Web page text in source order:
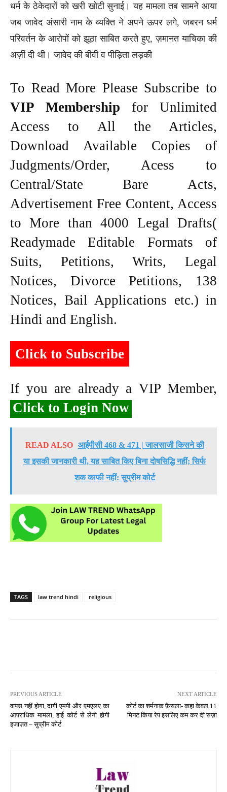
धर्म के ठेकेदारों को खरी खोटी सुनाई। यह मामला तब सामने आया
जब जावेद अंसारी नाम के व्यक्ति ने अपने ऊपर लगे, जबरन धर्म
परिवर्तन के आरोपों को झूठा साबित करते हुए, ज़मानत याचिका की
अर्ज़ी दी थी। जावेद की बीवी व पीड़िता लड़की
To Read More Please Subscribe to
VIP Membership for Unlimited
Access to All the Articles,
Download Available Copies of
Judgments/Order, Acess to
Central/State Bare Acts,
Advertisement Free Content, Access
to More than 4000 Legal Drafts(
Readymade Editable Formats of
Suits, Petitions, Writs, Legal
Notices, Divorce Petitions, 138
Notices, Bail Applications etc.) in
Hindi and English.
Click to Subscribe
If you are already a VIP Member,
Click to Login Now
READ ALSO
आईपीसी 468 & 471 | जालसाजी किसने की
या इसकी जानकारी थी, यह साबित किए बिना दोषसिद्धि नहीं; सिर्फ
शक काफी नहीं: सुप्रीम कोर्ट
TAGS law trend hindi religious
PREVIOUS ARTICLE
वापस नहीं होगा, दागी एमपी और एमएलए का
आपराधिक मामला, हाई कोर्ट से लेनी होगी
इजाज़त – सुप्रीम कोर्ट
NEXT ARTICLE
कोर्ट का शर्मनाक फ़ैसला- कहा केवल 11
मिनट किया रेप इसलिए कम कर दी सज़ा